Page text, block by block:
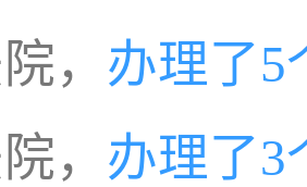
， 办理了5
， 办理了3